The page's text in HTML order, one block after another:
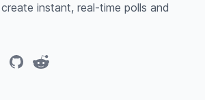
instant, real-time polls and
GitHubReddit